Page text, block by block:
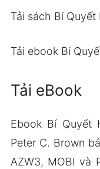
Tải sách Bí
Tải ebook Bí
Tải eBook
Ebook Bí
Peter C. Brown
AZW3, MOBI và